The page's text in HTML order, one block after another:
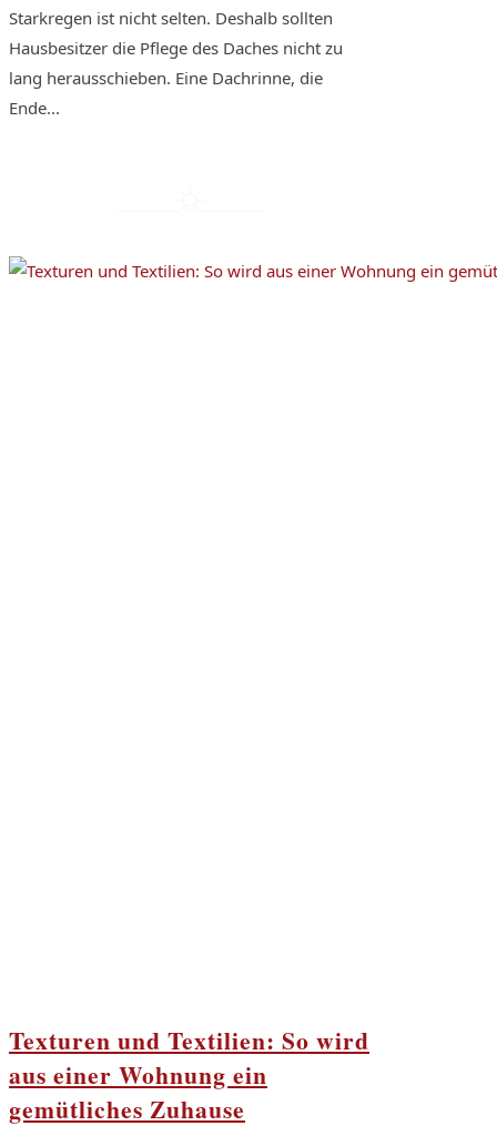
Starkregen ist nicht selten. Deshalb sollten
Hausbesitzer die Pflege des Daches nicht zu
lang herausschieben. Eine Dachrinne, die
Ende...
Texturen und Textilien: So wird
aus einer Wohnung ein
gemütliches Zuhause